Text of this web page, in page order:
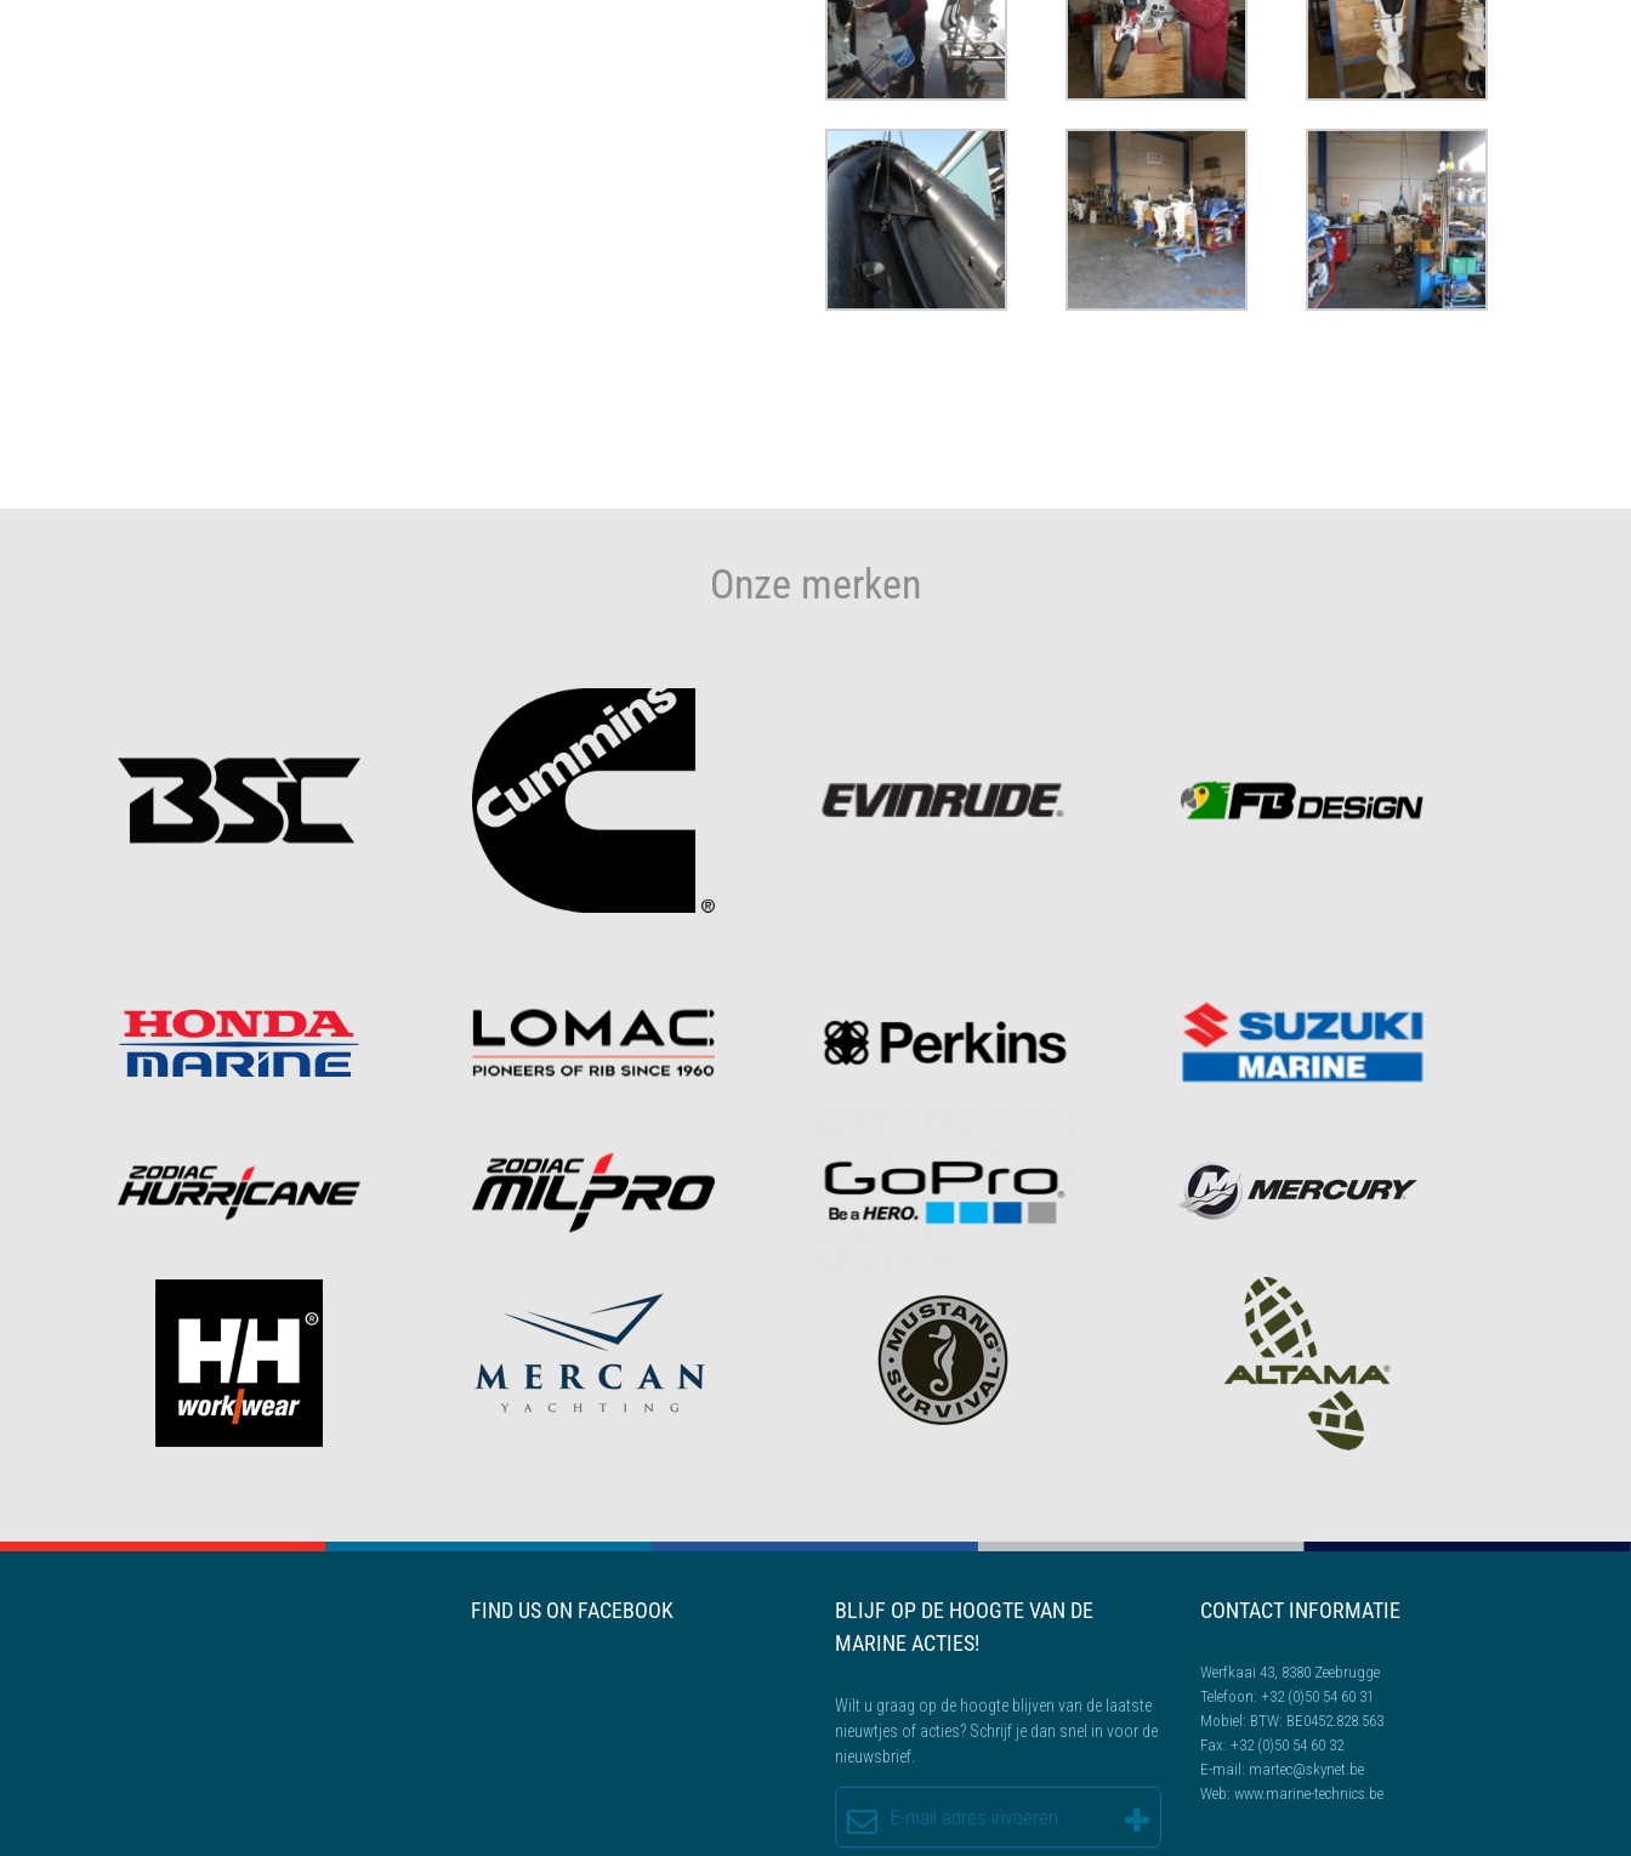
Onze merken
FIND US ON FACEBOOK
BLIJF OP DE HOOGTE VAN DE
MARINE ACTIES!
Wilt u graag op de hoogte blijven van de laatste
nieuwtjes of acties? Schrijf je dan snel in voor de
nieuwsbrief.
CONTACT INFORMATIE
Werfkaai 43, 8380 Zeebrugge
Telefoon: +32 (0)50 54 60 31
Mobiel: BTW: BE0452.828.563
Fax: +32 (0)50 54 60 32
E-mail: martec@skynet.be
Web: www.marine-technics.be